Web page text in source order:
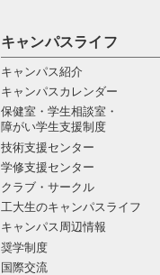
キャンパスライフ
キャンパス紹介
キャンパスカレンダー
保健室・学生相談室・
障がい学生支援制度
技術支援センター
学修支援センター
クラブ・サークル
工大生のキャンパスライフ
キャンパス周辺情報
奨学制度
国際交流